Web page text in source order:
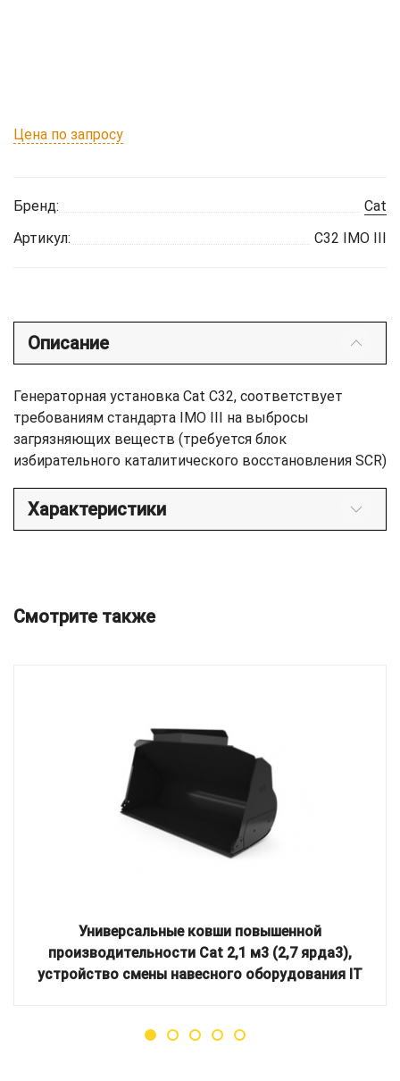
Цена по запросу
Бренд:
Cat
Артикул:
C32 IMO III
Описание
Генераторная установка Cat C32, соответствует
требованиям стандарта IMO III на выбросы
загрязняющих веществ (требуется блок
избирательного каталитического восстановления SCR)
Характеристики
Смотрите также
Универсальные ковши повышенной
производительности Cat 2,1 м3 (2,7 ярда3),
устройство смены навесного оборудования IT